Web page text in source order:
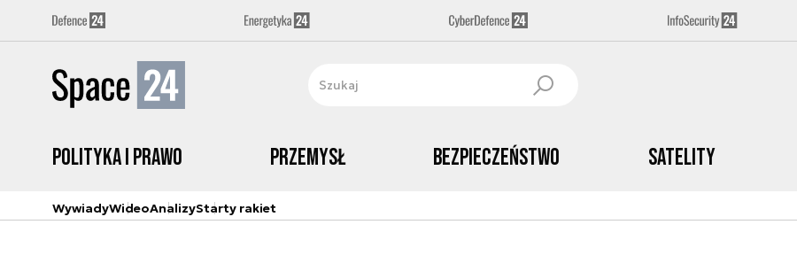
Polityka i prawo Przemysł Bezpieczeństwo Satelity
WywiadyWideoAnalizyStarty rakiet